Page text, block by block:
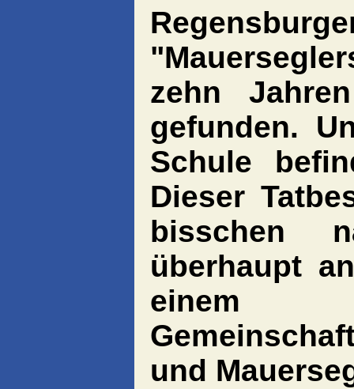
zehn
gefunden.
Schule
Dieser
bisschen
überhaupt
einem
und